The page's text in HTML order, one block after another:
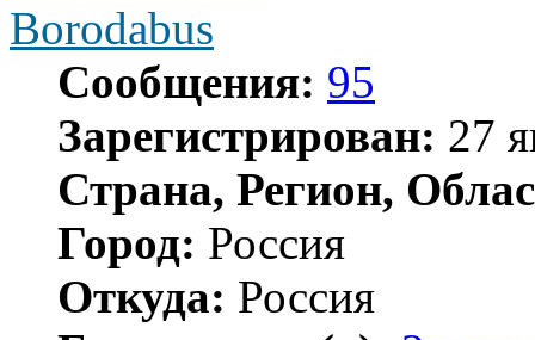
Borodabus
Сообщения: 95
Зарегистрирован: 27
Страна, Регион,
Город: Россия
Откуда: Россия